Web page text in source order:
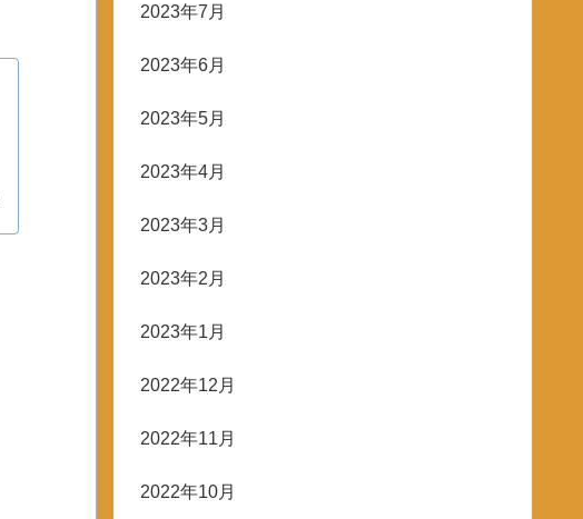
2023年7月
2023年6月
2023年5月
2023年4月
2023年3月
2023年2月
2023年1月
2022年12月
2022年11月
2022年10月